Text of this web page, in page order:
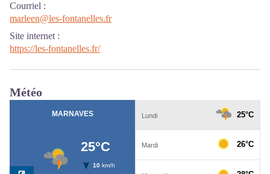
Courriel :
marleen@les-fontanelles.fr
Site internet :
https://les-fontanelles.fr/
Météo